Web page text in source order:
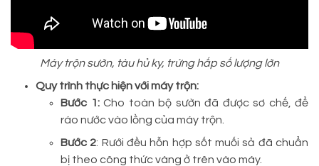
Máy trộn sườn, tàu hủ ky, trứng hấp số lượng lớn
Quy trình thực hiện với máy trộn:
Bước 1:Cho toàn bộ sườn đã được sơ chế, để
ráo nước vào lồng của máy trộn.
Bước 2: Rưới đều hỗn hợp sốt muối sả đã chuẩn
bị theo công thức vàng ở trên vào máy.